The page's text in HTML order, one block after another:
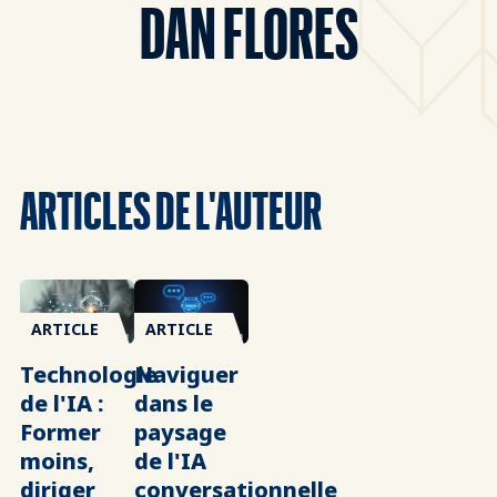
DAN FLORES
ARTICLES DE L'AUTEUR
ARTICLE
Technologie
de l'IA :
Former
moins,
diriger
ARTICLE
Naviguer
dans le
paysage
de l'IA
conversationnelle